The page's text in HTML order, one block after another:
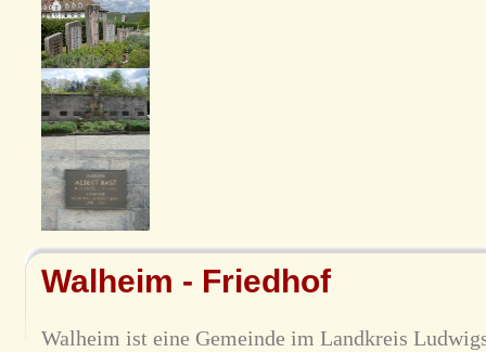
Walheim - Friedhof
Walheim ist eine Gemeinde im Landkreis